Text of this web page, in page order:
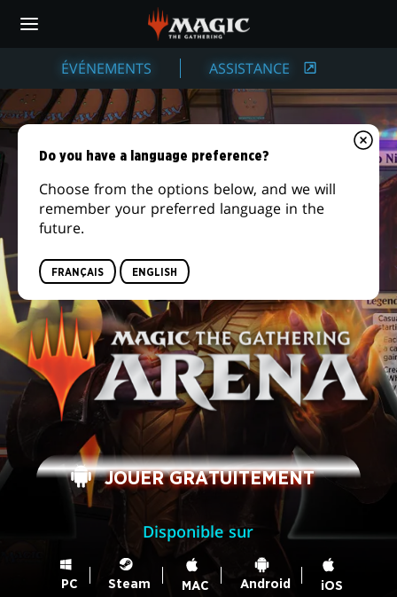
COMMENT
JOUER
À
MTG
ARENA
ÉVÉNEMENTS ASSISTANCE
JOUER GRATUITEMENT
Disponible sur
PC Steam MAC Android iOS
Do you have a language preference?
Choose from the options below, and we will
remember your preferred language in the
future.
FRANÇAIS ENGLISH